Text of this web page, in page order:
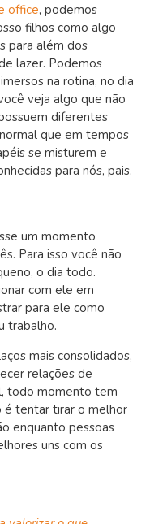
office, podemos
filhos como algo
para além dos
lazer. Podemos
na rotina, no dia
veja algo que não
diferentes
que em tempos
se misturem e
para nós, pais.
um momento
Para isso você não
o dia todo.
com ele em
para ele como
trabalho.
mais consolidados,
relações de
todo momento tem
é tentar tirar o melhor
enquanto pessoas
uns com os